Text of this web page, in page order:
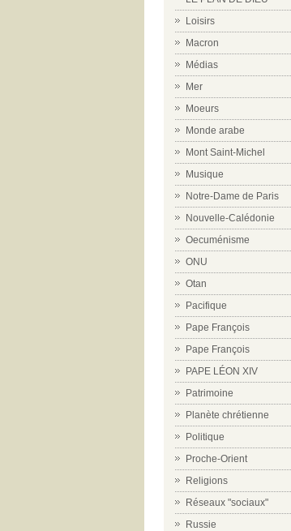
Loisirs
Macron
Médias
Mer
Moeurs
Monde arabe
Mont Saint-Michel
Musique
Notre-Dame de Paris
Nouvelle-Calédonie
Oecuménisme
ONU
Otan
Pacifique
Pape François
Pape François
PAPE LÉON XIV
Patrimoine
Planète chrétienne
Politique
Proche-Orient
Religions
Réseaux "sociaux"
Russie